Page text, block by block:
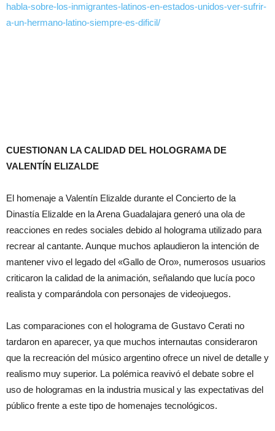
habla-sobre-los-inmigrantes-latinos-en-estados-unidos-ver-sufrir-
a-un-hermano-latino-siempre-es-dificil/
CUESTIONAN LA CALIDAD DEL HOLOGRAMA DE
VALENTÍN ELIZALDE
El homenaje a Valentín Elizalde durante el Concierto de la
Dinastía Elizalde en la Arena Guadalajara generó una ola de
reacciones en redes sociales debido al holograma utilizado para
recrear al cantante. Aunque muchos aplaudieron la intención de
mantener vivo el legado del «Gallo de Oro», numerosos usuarios
criticaron la calidad de la animación, señalando que lucía poco
realista y comparándola con personajes de videojuegos.
Las comparaciones con el holograma de Gustavo Cerati no
tardaron en aparecer, ya que muchos internautas consideraron
que la recreación del músico argentino ofrece un nivel de detalle y
realismo muy superior. La polémica reavivó el debate sobre el
uso de hologramas en la industria musical y las expectativas del
público frente a este tipo de homenajes tecnológicos.